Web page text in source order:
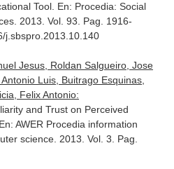
Tool. En: Procedia: Social
. 2013. Vol. 93. Pag. 1916-
j.sbspro.2013.10.140
Jesus, Roldan Salgueiro, Jose
Luis, Buitrago Esquinas,
Felix Antonio:
and Trust on Perceived
En: AWER Procedia information
science. 2013. Vol. 3. Pag.